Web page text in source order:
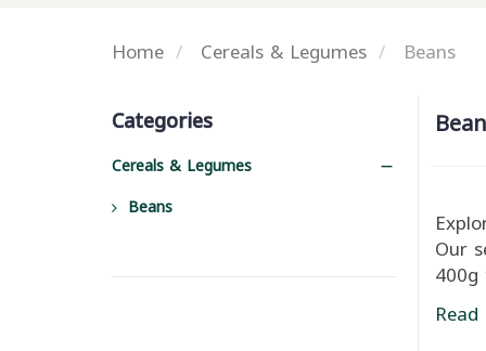
Home Cereals & Legumes Beans
Categories
Cereals & Legumes
Beans
Our